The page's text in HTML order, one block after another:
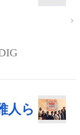
人ら